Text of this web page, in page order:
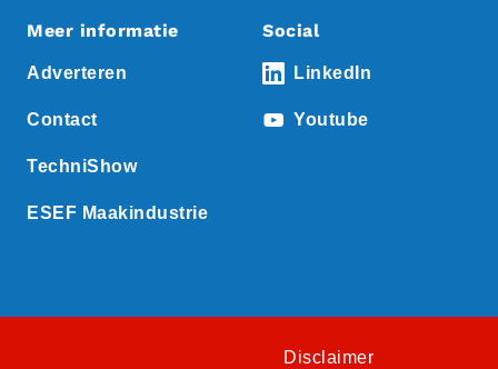
Meer informatie
Adverteren
Contact
TechniShow
ESEF Maakindustrie
Social
LinkedIn
Youtube
Disclaimer